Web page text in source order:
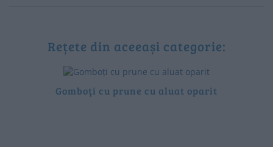
Rețete din aceeași categorie:
Gomboţi cu prune cu aluat oparit